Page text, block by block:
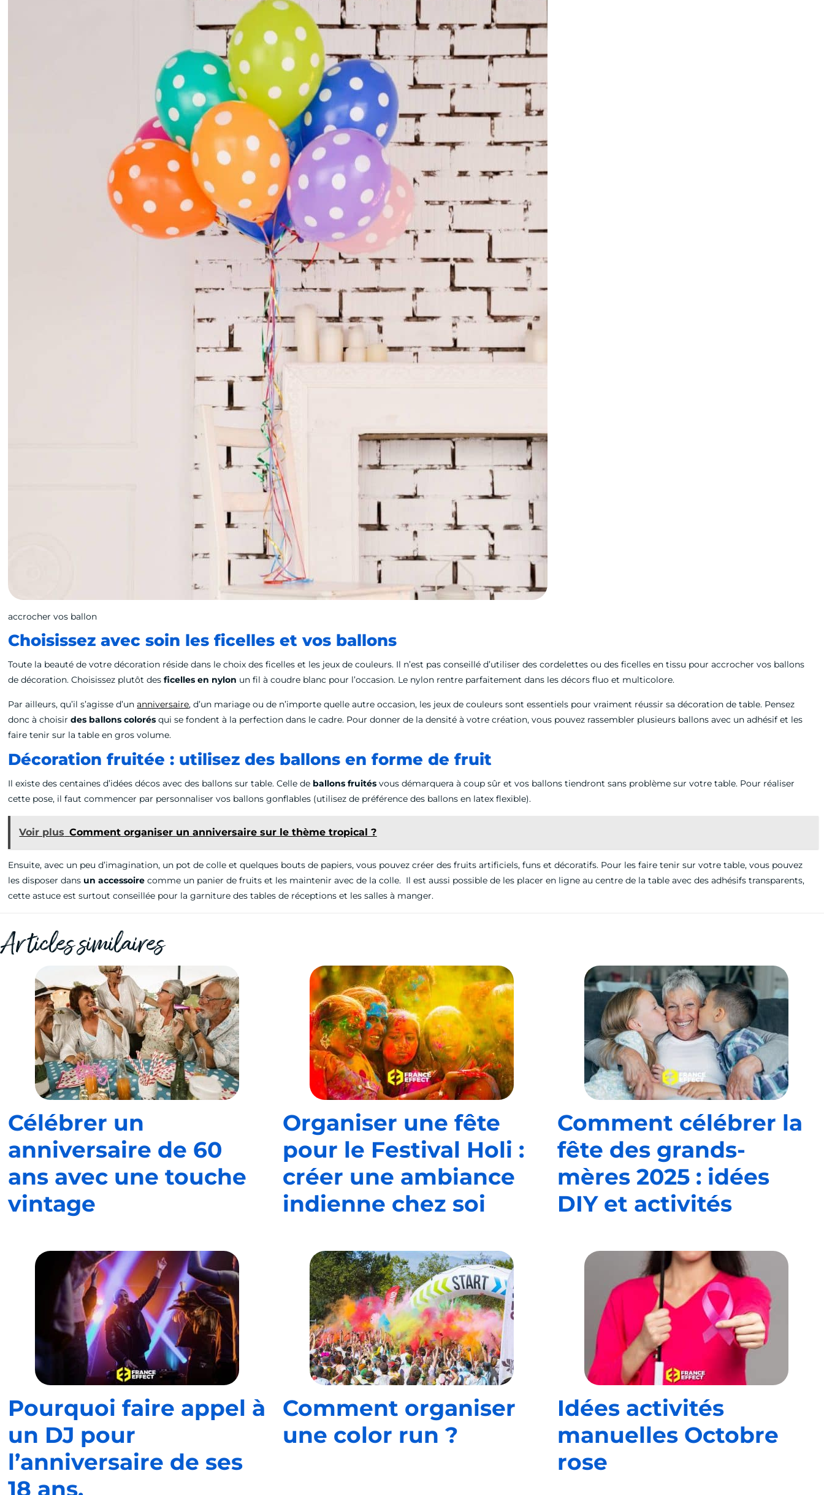
accrocher vos ballon
Choisissez avec soin les ficelles et vos ballons
Toute la beauté de votre décoration réside dans le choix des ficelles et les jeux de couleurs. Il n’est pas conseillé d’utiliser des cordelettes ou des ficelles en tissu pour accrocher vos ballons
de décoration. Choisissez plutôt desficelles en nylon un fil à coudre blanc pour l’occasion. Le nylon rentre parfaitement dans les décors fluo et multicolore.
Par ailleurs, qu’il s’agisse d’unanniversaire, d’un mariage ou de n’importe quelle autre occasion, les jeux de couleurs sont essentiels pour vraiment réussir sa décoration de table. Pensez
donc à choisirdes ballons colorésqui se fondent à la perfection dans le cadre. Pour donner de la densité à votre création, vous pouvez rassembler plusieurs ballons avec un adhésif et les
faire tenir sur la table en gros volume.
Décoration fruitée : utilisez des ballons en forme de fruit
Il existe des centaines d’idées décos avec des ballons sur table. Celle de ballons fruités vous démarquera à coup sûr et vos ballons tiendront sans problème sur votre table. Pour réaliser
cette pose, il faut commencer par personnaliser vos ballons gonflables (utilisez de préférence des ballons en latex flexible).
Voir plus Comment organiser un anniversaire sur le thème tropical ?
Ensuite, avec un peu d’imagination, un pot de colle et quelques bouts de papiers, vous pouvez créer des fruits artificiels, funs et décoratifs. Pour les faire tenir sur votre table, vous pouvez
les disposer dans un accessoire comme un panier de fruits et les maintenir avec de la colle. Il est aussi possible de les placer en ligne au centre de la table avec des adhésifs transparents,
cette astuce est surtout conseillée pour la garniture des tables de réceptions et les salles à manger.
Articles similaires
Célébrer un
anniversaire de 60
ans avec une touche
vintage
Organiser une fête
pour le Festival Holi :
créer une ambiance
indienne chez soi
Comment célébrer la
fête des grands-
mères 2025 : idées
DIY et activités
Pourquoi faire appel à
un DJ pour
l’anniversaire de ses
18 ans.
Comment organiser
une color run ?
Idées activités
manuelles Octobre
rose